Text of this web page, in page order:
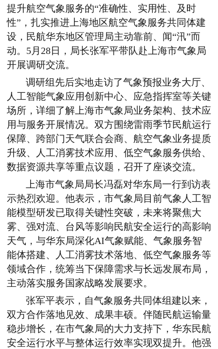
提升航空气象服务的“准确性、实用性、及时
性”，扎实推进上海地区航空气象服务共同体建
设，民航华东地区管理局主动靠前、闻“汛”而
动。5月28日
， 局长张军平带队赴上海市气象局
开展调研交流。
调研组先后实地走访了气象预报业务大厅、
人工智能气象应用创新中心、应急指挥室等关键
场所，详细了解上海市气象局业务架构、技术应
用与服务开展情况。双方围绕雷雨季节民航运行
保障、跨部门天气联合会商、航空气象业务提质
升级、人工消雾技术应用、低空气象服务供给、
数据资源共享等重点议题，召开了座谈交流。
上海市气象局局长冯磊对华东局一行到访表
示热烈欢迎。他表示，市气象局目前气象人工智
能模型研发已取得关键性突破，未来将聚焦大
雾、强对流、台风等影响民航安全运行的高影响
天气，与华东局深化AI气象赋能、气象服务智
能体搭建、人工消雾技术落地、低空气象服务等
领域合作，统筹当下保障需求与长远发展布局，
主动落实服务国家战略发展要求。
张军平表示，自气象服务共同体组建以来，
双方合作落地见效、成果丰硕。伴随民航运输量
稳步增长，在市气象局的大力支持下，华东民航
安全运行水平与整体运行效率实现双提升。他强